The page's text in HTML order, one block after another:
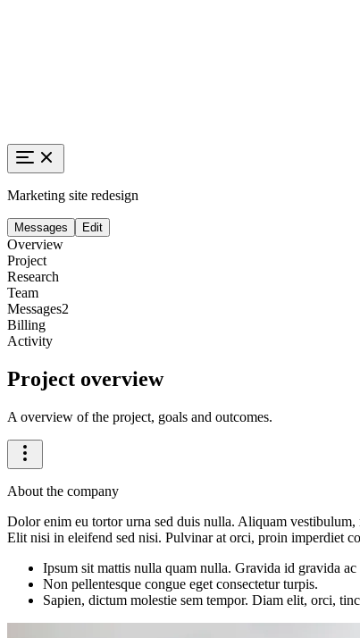
Marketing site redesign
Messages Edit
Overview
Project
Research
Team
Messages2
Billing
Activity
Project overview
A overview of the project, goals and outcomes.
About the company
Dolor enim eu tortor urna sed duis nulla. Aliquam
Elit nisi in eleifend sed nisi. Pulvinar at orci, proin imperdiet
Ipsum sit mattis nulla quam nulla. Gravida id gravida
Non pellentesque congue eget consectetur turpis.
Sapien, dictum molestie sem tempor. Diam elit, orci,